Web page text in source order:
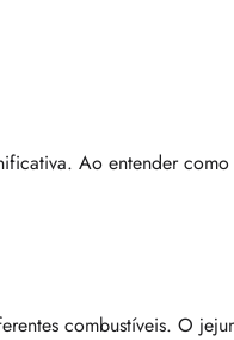
Ao entender
combustíveis. O